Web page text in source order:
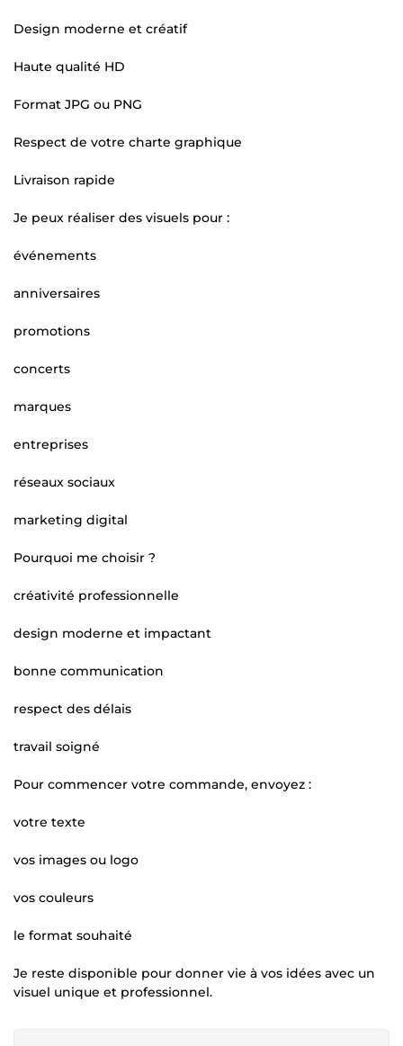
Design moderne et créatif
Haute qualité HD
Format JPG ou PNG
Respect de votre charte graphique
Livraison rapide
Je peux réaliser des visuels pour :
événements
anniversaires
promotions
concerts
marques
entreprises
réseaux sociaux
marketing digital
Pourquoi me choisir ?
créativité professionnelle
design moderne et impactant
bonne communication
respect des délais
travail soigné
Pour commencer votre commande, envoyez :
votre texte
vos images ou logo
vos couleurs
le format souhaité
Je reste disponible pour donner vie à vos idées avec un
visuel unique et professionnel.